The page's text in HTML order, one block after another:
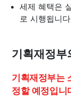
세제 혜택은
로 시행됩니
기획재정부
기획재정부는
정할 예정입니